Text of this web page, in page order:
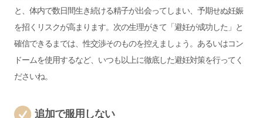
と、体内で数日間生き続ける精子が出会ってしまい、予期せぬ妊娠
を招くリスクが高まります。次の生理がきて「避妊が成功した」と
確信できるまでは、性交渉そのものを控えましょう。あるいはコン
ドームを使用するなど、いつも以上に徹底した避妊対策を行ってく
ださいね。
追加で服用しない